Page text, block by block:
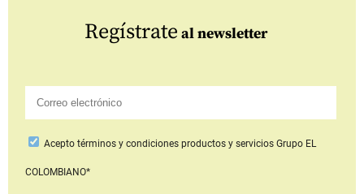
Regístrate al newsletter
Aceptotérminos y condiciones productos y serviciosGrupo EL
COLOMBIANO*